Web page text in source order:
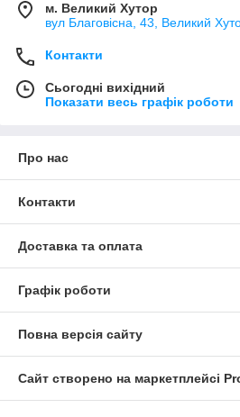
м. Великий Хутор
вул Благовісна, 43, Великий
Контакти
Сьогодні вихідний
Показати весь графік роботи
Про нас
Контакти
Доставка та оплата
Графік роботи
Повна версія сайту
Сайт створено на маркетплейсі